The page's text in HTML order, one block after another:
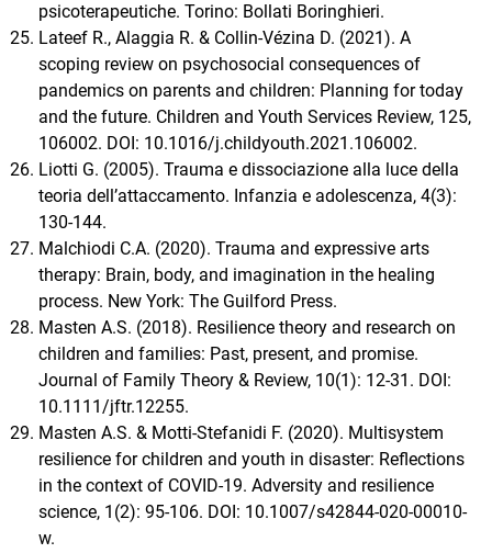
psicoterapeutiche. Torino: Bollati Boringhieri.
Lateef R., Alaggia R. & Collin-Vézina D. (2021). A
scoping review on psychosocial consequences of
pandemics on parents and children: Planning for today
and the future. Children and Youth Services Review, 125,
106002. DOI: 10.1016/j.childyouth.2021.106002.
Liotti G. (2005). Trauma e dissociazione alla luce della
teoria dell’attaccamento. Infanzia e adolescenza, 4(3):
130-144.
Malchiodi C.A. (2020). Trauma and expressive arts
therapy: Brain, body, and imagination in the healing
process. New York: The Guilford Press.
Masten A.S. (2018). Resilience theory and research on
children and families: Past, present, and promise.
Journal of Family Theory & Review, 10(1): 12-31. DOI:
10.1111/jftr.12255.
Masten A.S. & Motti-Stefanidi F. (2020). Multisystem
resilience for children and youth in disaster: Reflections
in the context of COVID-19. Adversity and resilience
science, 1(2): 95-106. DOI: 10.1007/s42844-020-00010-
w.